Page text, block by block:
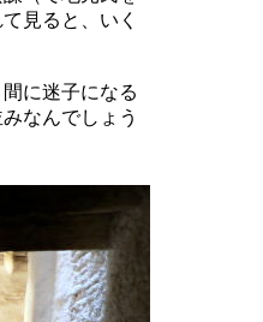
見ると、いく
に迷子になる
なんでしょう